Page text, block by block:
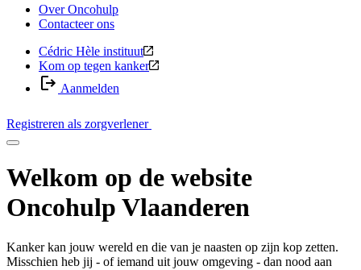
Over Oncohulp
Contacteer ons
Cédric Hèle instituut
Kom op tegen kanker
Aanmelden
Registreren als zorgverlener
Welkom op de website
Oncohulp Vlaanderen
Kanker kan jouw wereld en die van je naasten op zijn kop zetten.
Misschien heb jij - of iemand uit jouw omgeving - dan nood aan